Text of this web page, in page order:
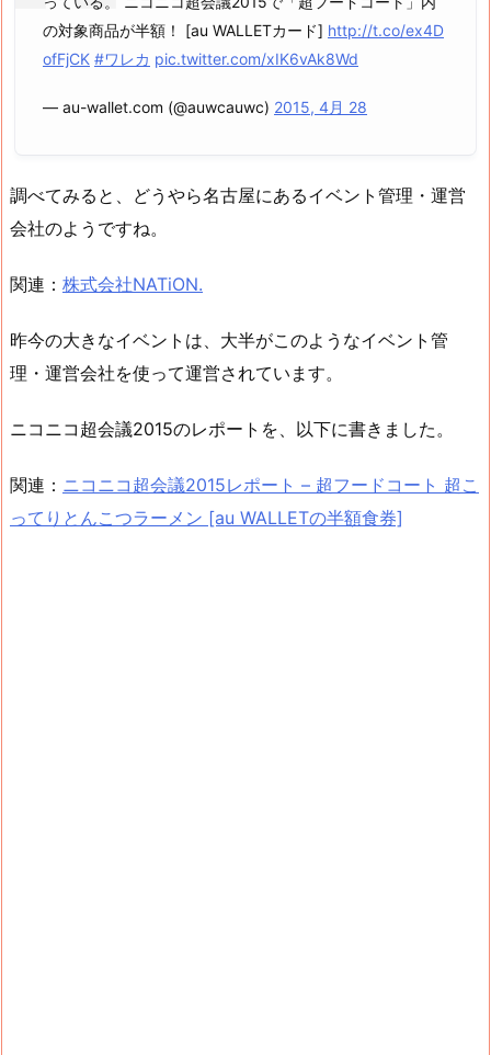
の対象商品が半額！ [au WALLETカード] http://t.co/ex4D
ofFjCK #ワレカ pic.twitter.com/xIK6vAk8Wd
— au-wallet.com (@auwcauwc) 2015, 4月 28
調べてみると、どうやら名古屋にあるイベント管理・運営
会社のようですね。
関連： 株式会社NATiON.
昨今の大きなイベントは、大半がこのようなイベント管
理・運営会社を使って運営されています。
ニコニコ超会議2015のレポートを、以下に書きました。
関連： ニコニコ超会議2015レポート – 超フードコート 超こ
ってりとんこつラーメン [au WALLETの半額食券]